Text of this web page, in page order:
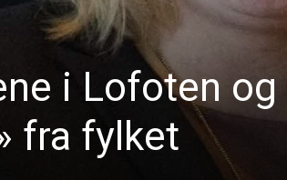
i Lofoten
fra fylket